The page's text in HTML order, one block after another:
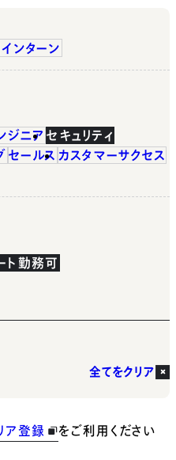
ンターン
ジニア セキュリティ
セールス カスタマーサクセス
ト勤務可
全てをクリア
ア登録 をご利用ください